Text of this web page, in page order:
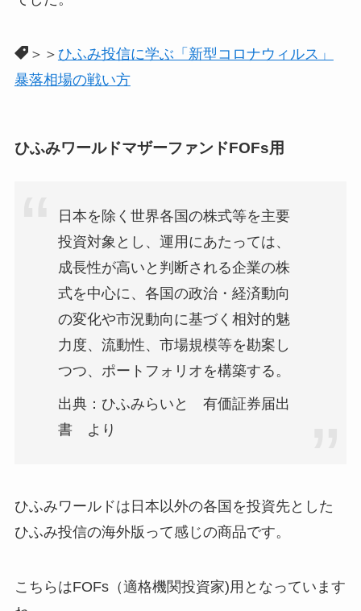
＞＞ ひふみ投信に学ぶ「新型コロナウィルス」
暴落相場の戦い方
ひふみワールドマザーファンドFOFs用
日本を除く世界各国の株式等を主要
投資対象とし、運用にあたっては、
成長性が高いと判断される企業の株
式を中心に、各国の政治・経済動向
の変化や市況動向に基づく相対的魅
力度、流動性、市場規模等を勘案し
つつ、ポートフォリオを構築する。
出典：ひふみらいと 有価証券届出
書 より
ひふみワールドは日本以外の各国を投資先とした
ひふみ投信の海外版って感じの商品です。
こちらはFOFs（適格機関投資家)用となっています